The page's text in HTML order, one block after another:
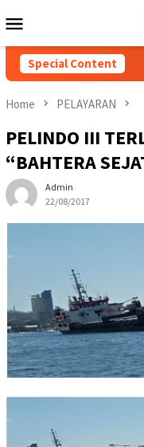
to
Menu
Special Content
Home PELAYARAN
PELINDO III
“BAHTERA
Admin
22/08/2017